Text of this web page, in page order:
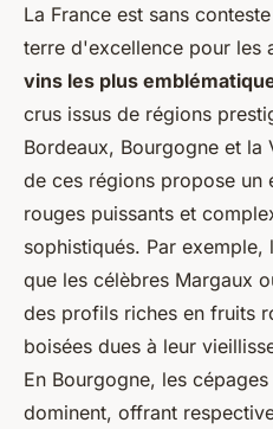
La France est sans
terre d'excellence pour les
vins les plus
crus issus de régions
Bordeaux, Bourgogne et la
de ces régions propose un
rouges puissants et
sophistiqués. Par
que les célèbres Margaux
des profils riches en fruits
boisées dues à leur
En Bourgogne, les
dominent, offrant